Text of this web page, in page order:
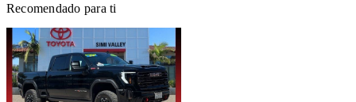
Recomendado para ti